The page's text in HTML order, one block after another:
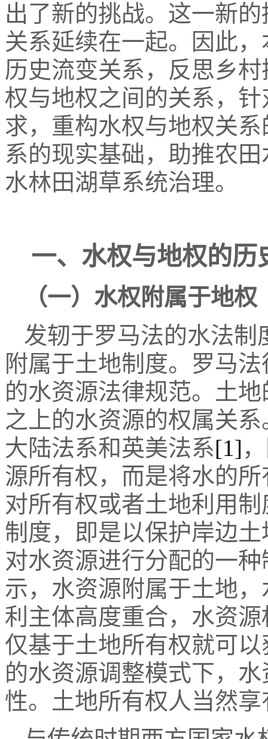
出了新的挑战。这一新
关系延续在一起。因此
历史流变关系，反思乡
权与地权之间的关系，
求，重构水权与地权关
系的现实基础，助推农
水林田湖草系统治理。
一、水权与地权的
（一）水权附属于地权
发轫于罗马法的水法制
附属于土地制度。罗马
的水资源法律规范。土
之上的水资源的权属关
大陆法系和英美法系[1]
源所有权，而是将水的
对所有权或者土地利用制
制度，即是以保护岸边
对水资源进行分配的一
示，水资源附属于土地
利主体高度重合，水资
仅基于土地所有权就可
的水资源调整模式下，
性。土地所有权人当然